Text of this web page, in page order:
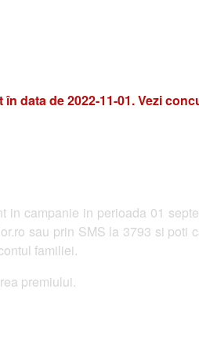
data de 2022-11-01. Vezi
in campanie in perioada 01
sau prin SMS la 3793 si poti
familiei.
premiului.